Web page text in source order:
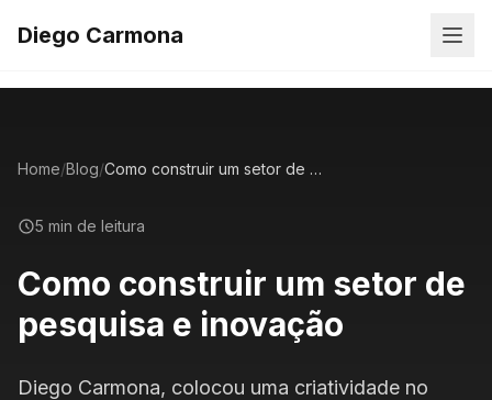
Diego Carmona
Home/Blog/ Como construir um setor de pesquisa e inovação
5 min de leitura
Como construir um setor de
pesquisa e inovação
Diego Carmona, colocou uma criatividade no